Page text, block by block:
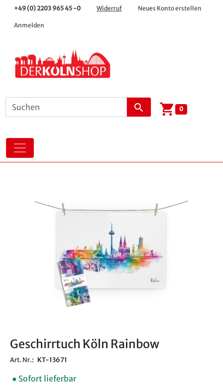
+49 (0) 2203 965 45 -0 Widerruf Neues Konto erstellen
Anmelden
search shopping_cart 0
Geschirrtuch Köln Rainbow
Art. Nr.: KT-13671
● Sofort lieferbar